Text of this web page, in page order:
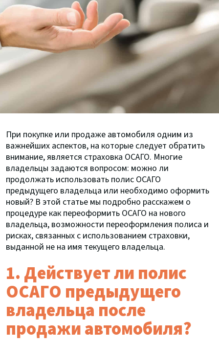
При покупке или продаже автомобиля одним из
важнейших аспектов, на которые следует обратить
внимание, является страховка ОСАГО. Многие
владельцы задаются вопросом: можно ли
продолжать использовать полис ОСАГО
предыдущего владельца или необходимо оформить
новый? В этой статье мы подробно расскажем о
процедуре как переоформить ОСАГО на нового
владельца, возможности переоформления полиса и
рисках, связанных с использованием страховки,
выданной не на имя текущего владельца.
1. Действует ли полис
ОСАГО предыдущего
владельца после
продажи автомобиля?